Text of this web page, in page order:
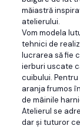
măiastră
atelierului.
Vom modela
tehnici de
lucrarea să fie
ierburi uscate
cuibului.
aranja frumos
de mâinile
Atelierul se
dar şi tuturor